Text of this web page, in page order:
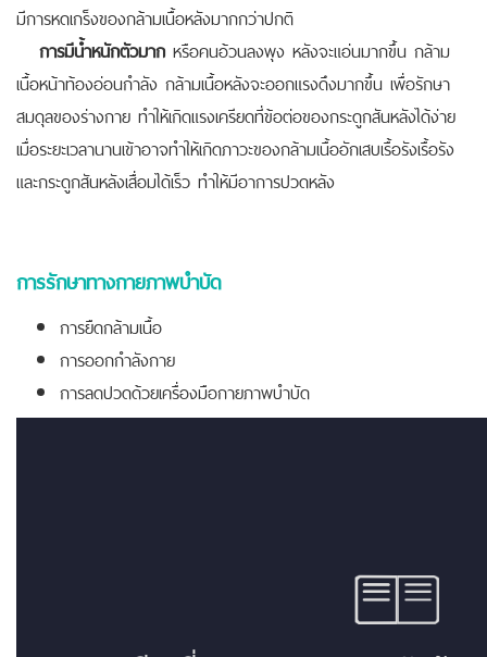
มีการหดเกร็งของกล้ามเนื้อหลังมากกว่าปกติ
การมีน้ำหนักตัวมาก หรือคนอ้วนลงพุง หลังจะแอ่นมากขึ้น กล้าม
เนื้อหน้าท้องอ่อนกำลัง กล้ามเนื้อหลังจะออกแรงดึงมากขึ้น เพื่อรักษา
สมดุลของร่างกาย ทำให้เกิดแรงเครียดที่ข้อต่อของกระดูกสันหลังได้ง่าย
เมื่อระยะเวลานานเข้าอาจทำให้เกิดภาวะของกล้ามเนื้ออักเสบเรื้อรังเรื้อรัง
และกระดูกสันหลังเสื่อมได้เร็ว ทำให้มีอาการปวดหลัง
การรักษาทางกายภาพบำบัด
การยืดกล้ามเนื้อ
การออกกำลังกาย
การลดปวดด้วยเครื่องมือกายภาพบำบัด